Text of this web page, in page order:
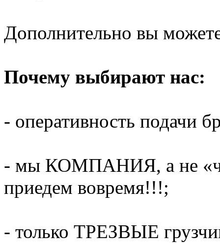
Дополнительно вы можете
Почему выбирают нас:
- оперативность подачи
- мы КОМПАНИЯ, а не
приедем вовремя!!!;
- только ТРЕЗВЫЕ